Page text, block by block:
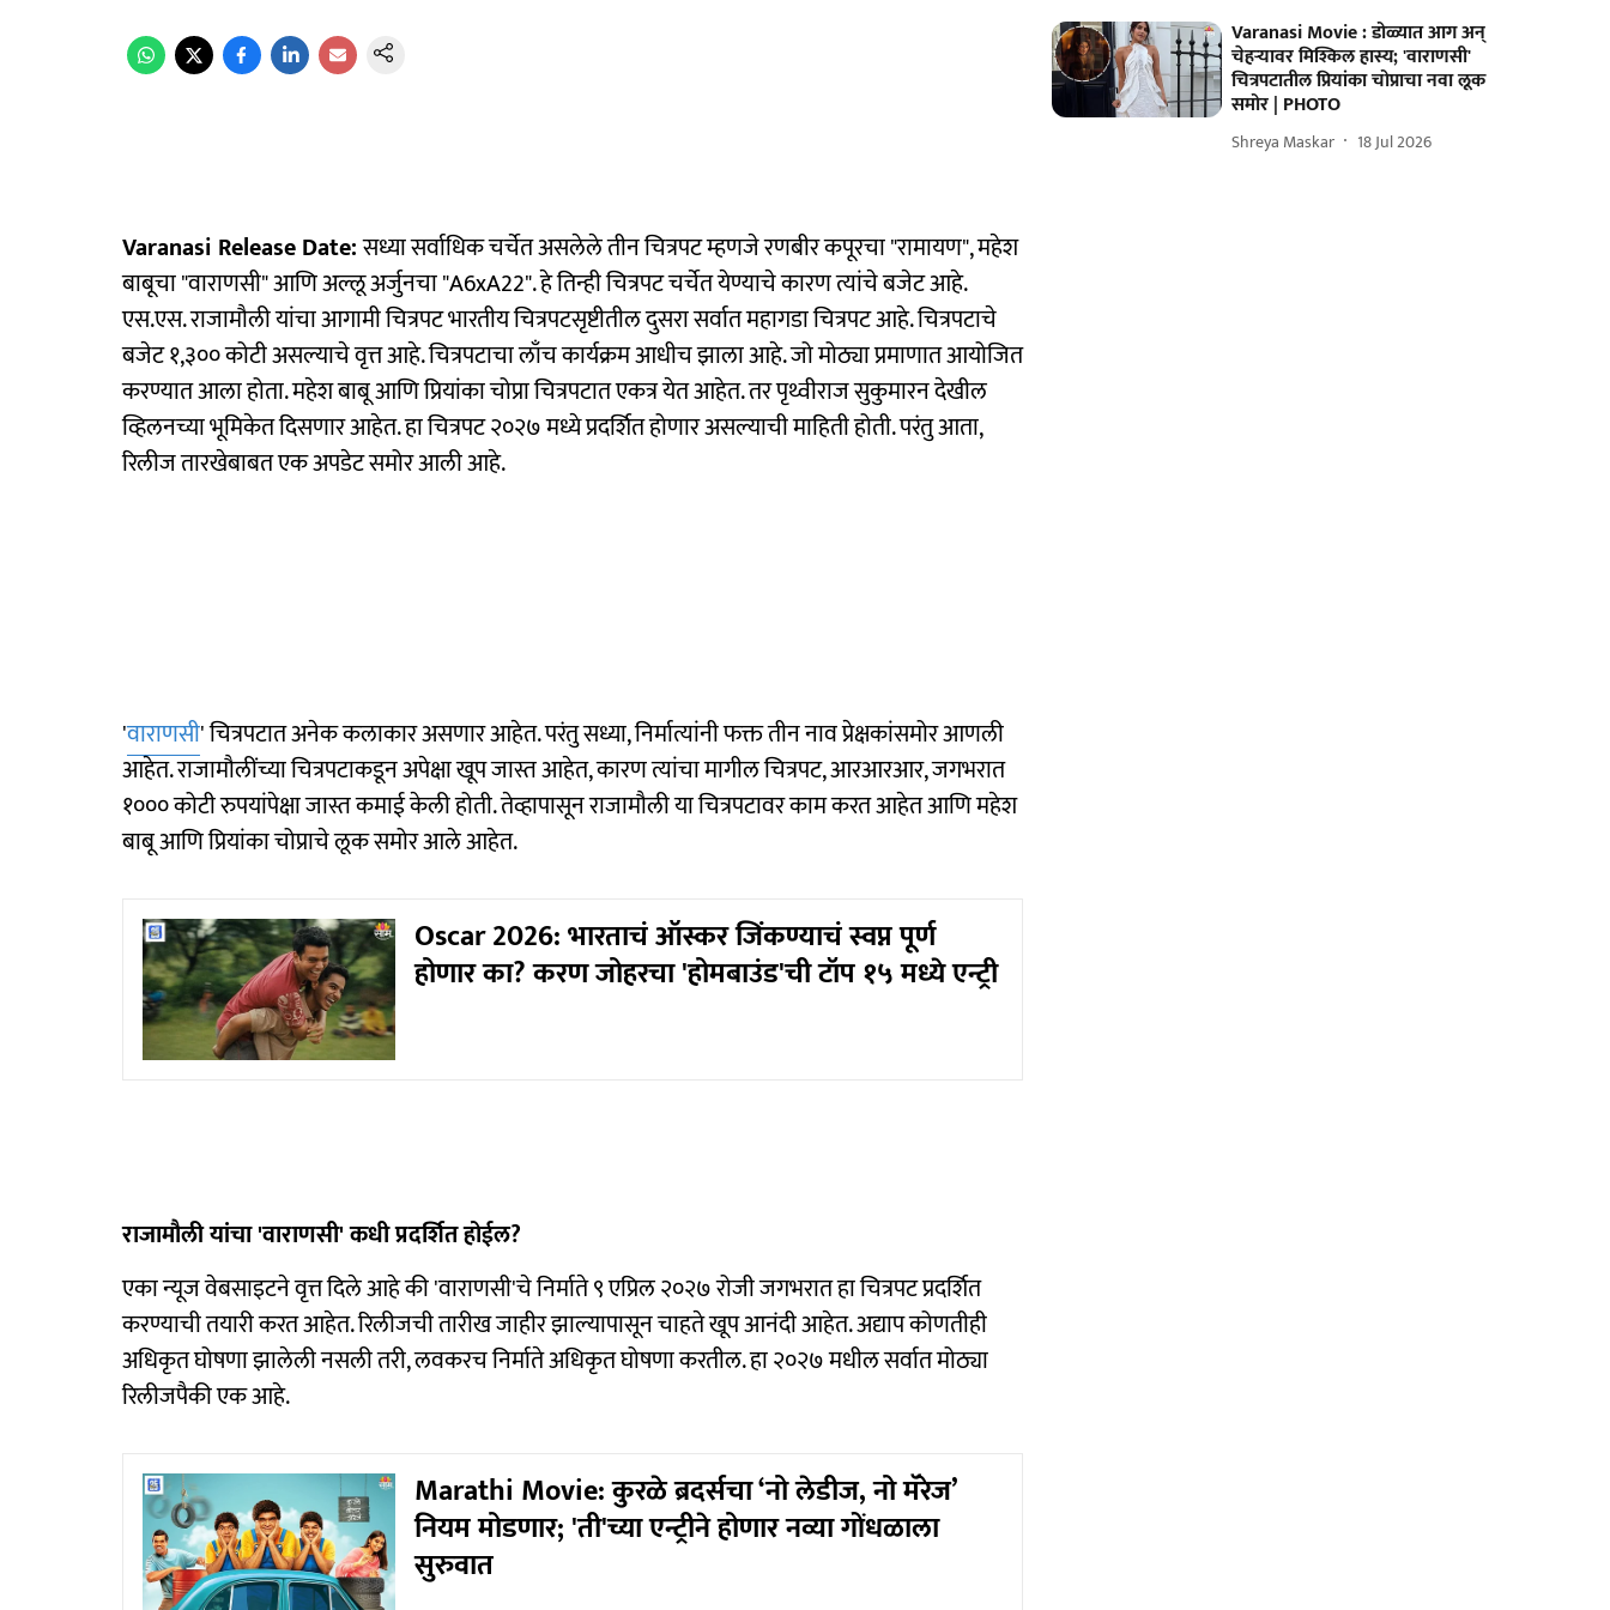
Varanasi Release Date:सध्या सर्वाधिक चर्चेत असलेले तीन चित्रपट म्हणजे रणबीर कपूरचा "रामायण", महेश
बाबूचा "वाराणसी" आणि अल्लू अर्जुनचा "A6xA22". हे तिन्ही चित्रपट चर्चेत येण्याचे कारण त्यांचे बजेट आहे.
एस.एस. राजामौली यांचा आगामी चित्रपट भारतीय चित्रपटसृष्टीतील दुसरा सर्वात महागडा चित्रपट आहे. चित्रपटाचे
बजेट १,३०० कोटी असल्याचे वृत्त आहे. चित्रपटाचा लाँच कार्यक्रम आधीच झाला आहे. जो मोठ्या प्रमाणात आयोजित
करण्यात आला होता. महेश बाबू आणि प्रियांका चोप्रा चित्रपटात एकत्र येत आहेत. तर पृथ्वीराज सुकुमारन देखील
व्हिलनच्या भूमिकेत दिसणार आहेत. हा चित्रपट २०२७ मध्ये प्रदर्शित होणार असल्याची माहिती होती. परंतु आता,
रिलीज तारखेबाबत एक अपडेट समोर आली आहे.
'वाराणसी' चित्रपटात अनेक कलाकार असणार आहेत. परंतु सध्या, निर्मात्यांनी फक्त तीन नाव प्रेक्षकांसमोर आणली
आहेत. राजामौलींच्या चित्रपटाकडून अपेक्षा खूप जास्त आहेत, कारण त्यांचा मागील चित्रपट, आरआरआर, जगभरात
१००० कोटी रुपयांपेक्षा जास्त कमाई केली होती. तेव्हापासून राजामौली या चित्रपटावर काम करत आहेत आणि महेश
बाबू आणि प्रियांका चोप्राचे लूक समोर आले आहेत.
Oscar 2026: भारताचं ऑस्कर जिंकण्याचं स्वप्न पूर्ण
होणार का? करण जोहरचा 'होमबाउंड'ची टॉप १५ मध्ये एन्ट्री
राजामौली यांचा 'वाराणसी' कधी प्रदर्शित होईल?
एका न्यूज वेबसाइटने वृत्त दिले आहे की 'वाराणसी'चे निर्माते ९ एप्रिल २०२७ रोजी जगभरात हा चित्रपट प्रदर्शित
करण्याची तयारी करत आहेत. रिलीजची तारीख जाहीर झाल्यापासून चाहते खूप आनंदी आहेत. अद्याप कोणतीही
अधिकृत घोषणा झालेली नसली तरी, लवकरच निर्माते अधिकृत घोषणा करतील. हा २०२७ मधील सर्वात मोठ्या
रिलीजपैकी एक आहे.
Marathi Movie: कुरळे ब्रदर्सचा ‘नो लेडीज, नो मॅरेज’
नियम मोडणार; 'ती'च्या एन्ट्रीने होणार नव्या गोंधळाला
सुरुवात
Varanasi Movie : डोळ्यात आग अन्
चेहऱ्यावर मिश्किल हास्य; 'वाराणसी'
चित्रपटातील प्रियांका चोप्राचा नवा लूक
समोर | PHOTO
Shreya Maskar 18 Jul 2026